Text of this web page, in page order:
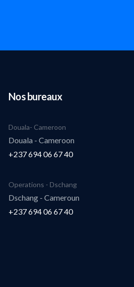
Nos bureaux
Douala- Cameroon
Douala - Cameroon
+237 694 06 67 40
Operations - Dschang
Dschang - Cameroun
+237 694 06 67 40